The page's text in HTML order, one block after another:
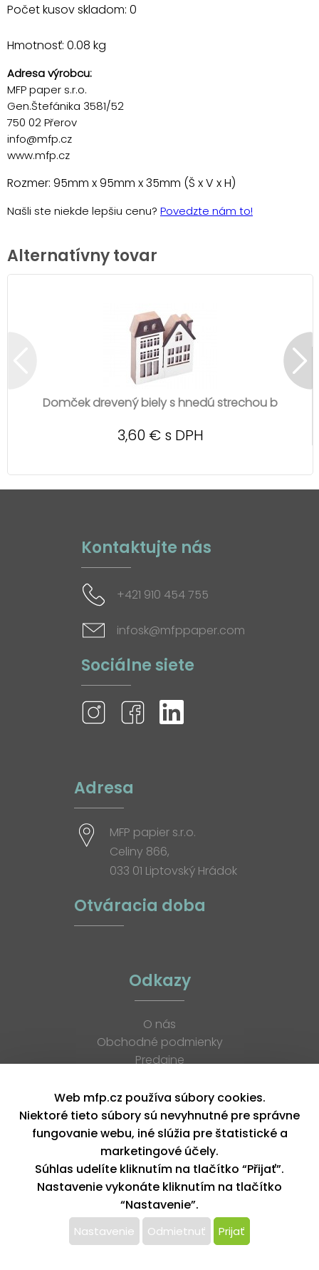
Počet kusov skladom: 0
Hmotnosť: 0.08 kg
Adresa výrobcu:
MFP paper s.r.o.
Gen.Štefánika 3581/52
750 02 Přerov
info@mfp.cz
www.mfp.cz
Rozmer: 95mm x 95mm x 35mm (Š x V x H)
Našli ste niekde lepšiu cenu? Povedzte nám to!
Alternatívny tovar
Domček drevený biely s hnedú strechou b
3,60 € s DPH
Kontaktujte nás
+421 910 454 755
infosk@mfppaper.com
Sociálne siete
Adresa
MFP papier s.r.o.
Celiny 866,
033 01 Liptovský Hrádok
Otváracia doba
Odkazy
O nás
Obchodné podmienky
Predajne
K stiahnutiu
Blog
Kontakt
Kariéra
XML feed
Copyright © 2026, MFP paper s. r. o. | Všetky práva vyhradené
design by MFP
Tento web používa k poskytovaniu služieb,
Web mfp.cz používa súbory cookies.
Niektoré tieto súbory sú nevyhnutné pre správne
fungovanie webu, iné slúžia pre štatistické a
marketingové účely.
Súhlas udelíte kliknutím na tlačítko “Přijať”.
Nastavenie vykonáte kliknutím na tlačítko
“Nastavenie”.
Nastavenie Odmietnuť Prijať